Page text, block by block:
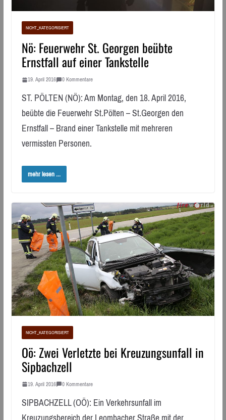
NICHT_KATEGORISIERT
Nö: Feuerwehr St. Georgen beübte
Ernstfall auf einer Tankstelle
19. April 2016 0 Kommentare
ST. PÖLTEN (NÖ): Am Montag, den 18. April 2016,
beübte die Feuerwehr St.Pölten – St.Georgen den
Ernstfall – Brand einer Tankstelle mit mehreren
vermissten Personen.
mehr lesen ...
NICHT_KATEGORISIERT
Oö: Zwei Verletzte bei Kreuzungsunfall in
Sipbachzell
19. April 2016 0 Kommentare
SIPBACHZELL (OÖ): Ein Verkehrsunfall im